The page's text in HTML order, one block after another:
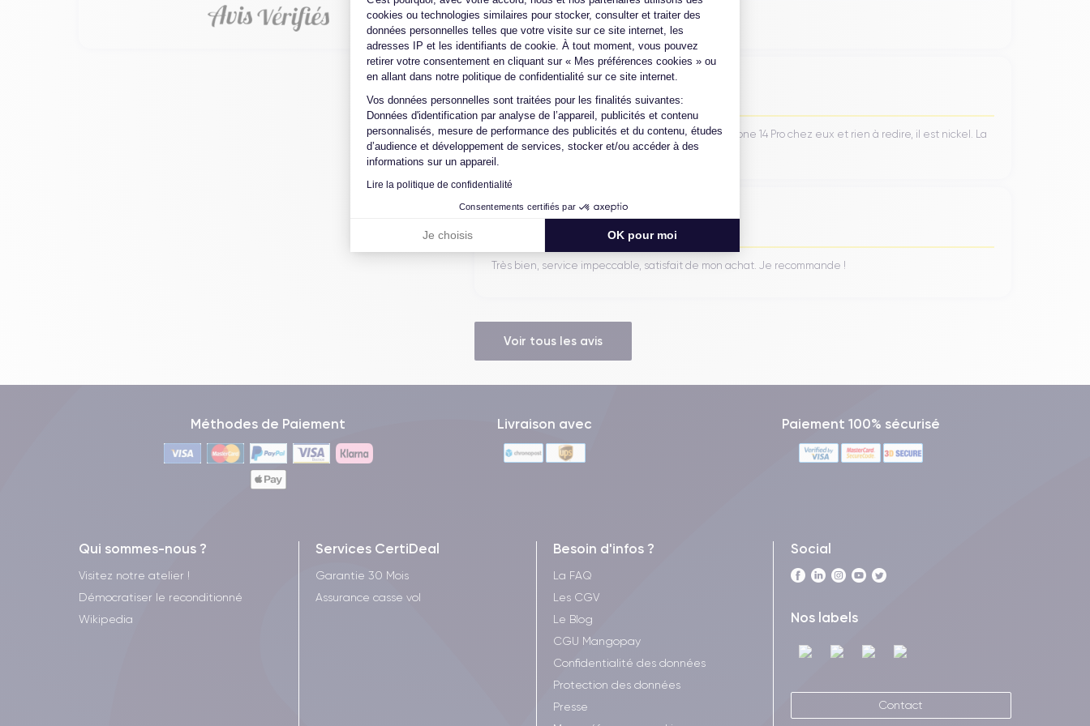
cookies ou technologies similaires pour stocker, consulter et traiter des
données personnelles telles que votre visite sur ce site internet, les
adresses IP et les identifiants de cookie. À tout moment, vous pouvez
retirer votre consentement en cliquant sur « Mes préférences cookies » ou
en allant dans notre politique de confidentialité sur ce site internet.
Vos données personnelles sont traitées pour les finalités suivantes:
Données d'identification par analyse de l’appareil, publicités et contenu
personnalisés, mesure de performance des publicités et du contenu, études
d’audience et développement de services, stocker et/ou accéder à des
informations sur un appareil.
Lire la politique de confidentialité
Consentements certifiés par
Je choisis OK pour moi
Bonne expérience
Ambroise V.
10/07/26
Franchement super content ! J'ai acheté mon iPhone 14 Pro chez eux et rien à redire, il est nickel. La
batterie a été changée ...
Marc B.
Très bien, service impeccable, satisfait de mon achat. Je recommande !
Voir tous les avis
Méthodes de Paiement Livraison avec Paiement 100% sécurisé
Qui sommes-nous ?
Visitez notre atelier !
Démocratiser le reconditionné
Wikipedia
Services CertiDeal
Garantie 30 Mois
Assurance casse vol
Besoin d'infos ?
La FAQ
Les CGV
Le Blog
CGU Mangopay
Confidentialité des données
Protection des données
Presse
Social
Nos labels
Contact